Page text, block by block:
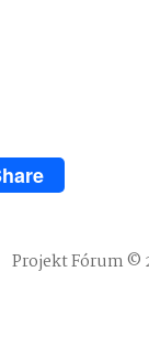
Projekt Fórum ©